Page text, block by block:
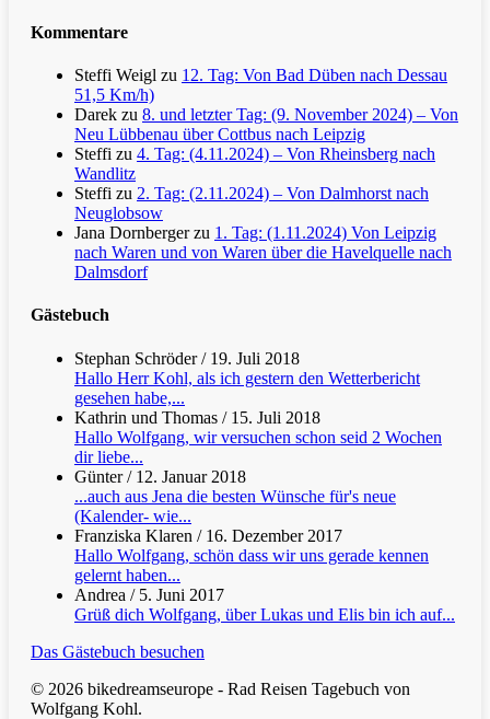
Kommentare
Steffi Weigl zu 12. Tag: Von Bad Düben nach Dessau
51,5 Km/h)
Darek zu 8. und letzter Tag: (9. November 2024) – Von
Neu Lübbenau über Cottbus nach Leipzig
Steffi zu 4. Tag: (4.11.2024) – Von Rheinsberg nach
Wandlitz
Steffi zu 2. Tag: (2.11.2024) – Von Dalmhorst nach
Neuglobsow
Jana Dornbergerzu 1. Tag: (1.11.2024) Von Leipzig
nach Waren und von Waren über die Havelquelle nach
Dalmsdorf
Gästebuch
Stephan Schröder/ 19. Juli 2018
Hallo Herr Kohl, als ich gestern den Wetterbericht
gesehen habe,...
Kathrin und Thomas / 15. Juli 2018
Hallo Wolfgang, wir versuchen schon seid 2 Wochen
dir liebe...
Günter/ 12. Januar 2018
...auch aus Jena die besten Wünsche für's neue
(Kalender- wie...
Franziska Klaren / 16. Dezember 2017
Hallo Wolfgang, schön dass wir uns gerade kennen
gelernt haben...
Andrea / 5. Juni 2017
Grüß dich Wolfgang, über Lukas und Elis bin ich auf...
Das Gästebuch besuchen
© 2026 bikedreamseurope - Rad Reisen Tagebuch von
Wolfgang Kohl.